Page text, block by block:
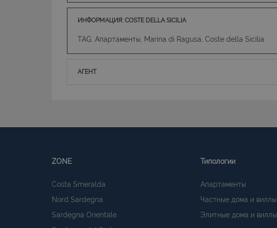
ИНФОРМАЦИЯ: COSTE DELLA SICILIA
TAG: Апартаменты, Marina di Ragusa, Coste della Sicilia
АГЕНТ
ZONE
Costa Smeralda
Nord Sardegna
Sardegna Orientale
Типологии
Апартаменты
Частные дома и виллы
Элитные дома и виллы